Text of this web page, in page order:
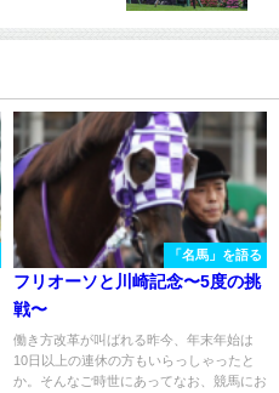
「名馬」を語る
フリオーソと川崎記念〜5度の挑
戦〜
働き方改革が叫ばれる昨今、年末年始は
10日以上の連休の方もいらっしゃったと
か。そんなご時世にあってなお、競馬にお